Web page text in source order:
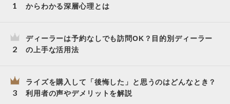
からわかる深層心理とは
ディーラーは予約なしでも訪問OK？目的別ディーラー
の上手な活用法
ライズを購入して「後悔した」と思うのはどんなとき？
利用者の声やデメリットを解説